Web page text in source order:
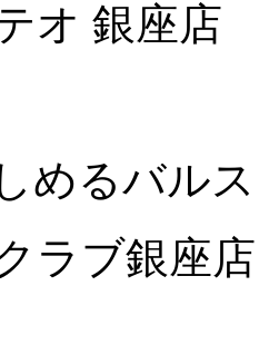
オ 銀座店
めるバル
ラブ銀座店